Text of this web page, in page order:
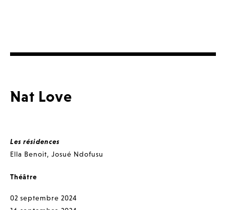
Nat Love
Les résidences
Ella Benoit, Josué Ndofusu
Théâtre
02 septembre 2024